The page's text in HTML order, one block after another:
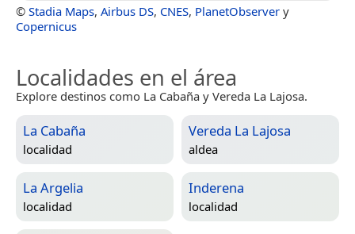
© Stadia Maps, Airbus DS, CNES, PlanetObserver y
Copernicus
Localidades en el área
Explore destinos como La Cabaña y Vereda La Lajosa.
La Cabaña
localidad
Vereda La Lajosa
aldea
La Argelia
localidad
Inderena
localidad